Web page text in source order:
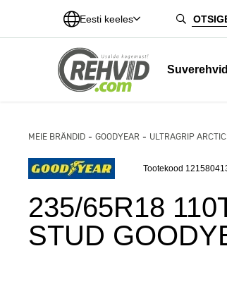
Eesti keeles
Suverehvid
MEIE BRÄNDID GOODYEAR ULTRAGRIP
Tootekood
235/65R18
STUD